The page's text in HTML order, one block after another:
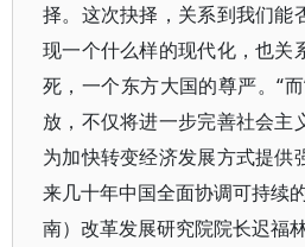
择。这次抉择，关系到我们能
现一个什么样的现代化，也关
死，一个东方大国的尊严。“
放，不仅将进一步完善社会主
为加快转变经济发展方式提供
来几十年中国全面协调可持续
南）改革发展研究院院长迟福林